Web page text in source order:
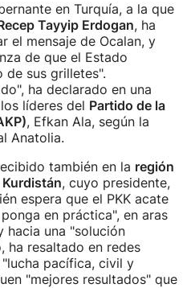
en Turquía, a la que
Tayyip Erdogan, ha
el mensaje de Ocalan, y
de que el Estado
de sus grilletes".
ha declarado en una
líderes del Partido de la
, Efkan Ala, según la
Anatolia.
también en la región
, cuyo presidente,
espera que el PKK acate
en práctica", en aras
hacia una "solución
ha resaltado en redes
pacífica, civil y
"mejores resultados" que